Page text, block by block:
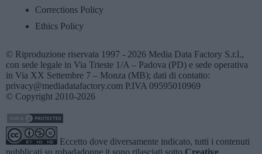
Corrections Policy
Ethics Policy
© Riproduzione riservata 1997 - 2026 Media Data Factory S.r.l.,
con sede legale in Via Trieste 1/A – Padova (PD) e sede operativa
in Via XX Settembre 7 – Monza (MB); dati di contatto:
privacy@mediadatafactory.com P.IVA 09595010969
© Copyright 2010-2026
Eccetto dove diversamente indicato, tutti i contenuti
pubblicati su robadadonne.it sono rilasciati sotto Creative